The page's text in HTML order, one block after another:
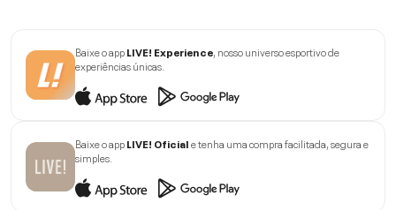
Baixe o appLIVE! Experience , nosso universo esportivo de
experiências únicas.
Baixe o appLIVE! Oficiale tenha uma compra facilitada, segura e
simples.